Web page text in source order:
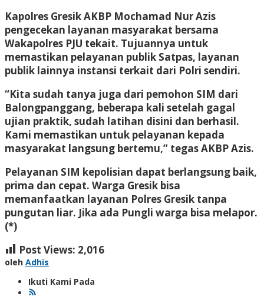
Kapolres Gresik AKBP Mochamad Nur Azis
pengecekan layanan masyarakat bersama
Wakapolres PJU tekait. Tujuannya untuk
memastikan pelayanan publik Satpas, layanan
publik lainnya instansi terkait dari Polri sendiri.
“Kita sudah tanya juga dari pemohon SIM dari
Balongpanggang, beberapa kali setelah gagal
ujian praktik, sudah latihan disini dan berhasil.
Kami memastikan untuk pelayanan kepada
masyarakat langsung bertemu,” tegas AKBP Azis.
Pelayanan SIM kepolisian dapat berlangsung baik,
prima dan cepat. Warga Gresik bisa
memanfaatkan layanan Polres Gresik tanpa
pungutan liar. Jika ada Pungli warga bisa melapor.
(*)
Post Views: 2,016
oleh Adhis
Ikuti Kami Pada